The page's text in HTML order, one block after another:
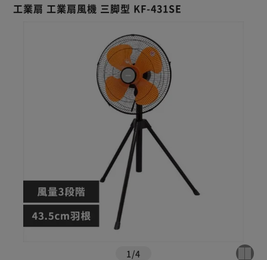
工業扇 工業扇風機 三脚型 KF-431SE
1 /4
※ご確認ください
カートに入れる